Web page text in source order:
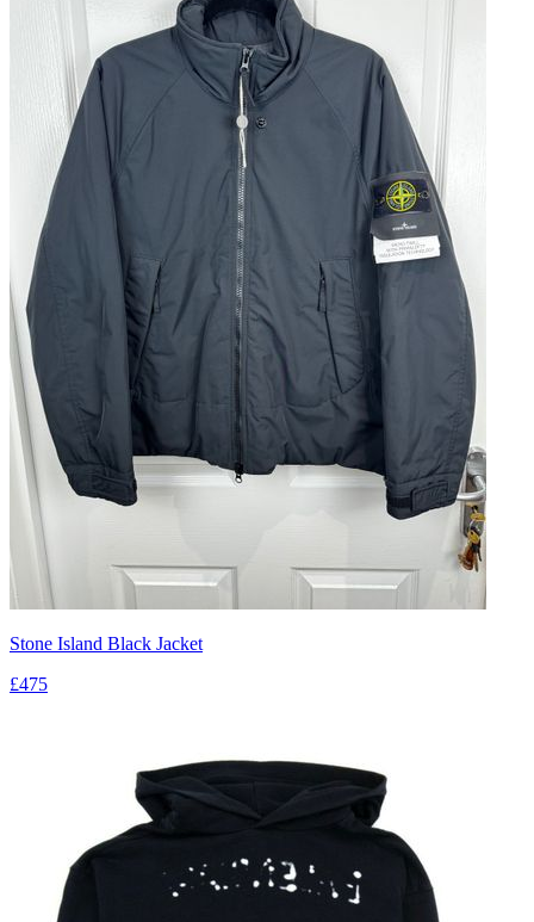
Stone Island Black Jacket
£475